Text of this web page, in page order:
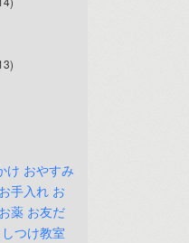
け おやすみ
お手入れ お
お薬 お友だ
しつけ教室